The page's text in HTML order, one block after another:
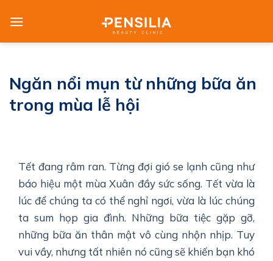
Ngăn nổi mụn từ những bữa ăn
trong mùa lễ hội
Tết đang râm ran. Từng đợi gió se lạnh cũng như
báo hiệu một mùa Xuân đầy sức sống. Tết vừa là
lúc để chúng ta có thể nghỉ ngơi, vừa là lúc chúng
ta sum họp gia đình. Những bữa tiệc gặp gỡ,
những bữa ăn thân mật vô cùng nhộn nhịp. Tuy
vui vầy, nhưng tất nhiên nó cũng sẽ khiến bạn khó